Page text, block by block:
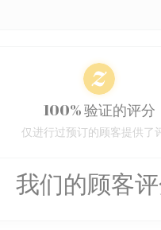
我们的顾客
100% 验证的评分
仅进行过预订的顾客提供了